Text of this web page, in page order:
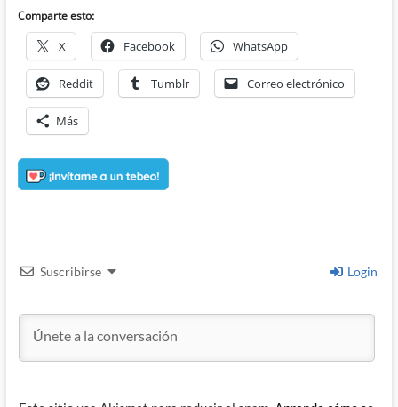
Comparte esto:
X Facebook WhatsApp
Reddit Tumblr Correo electrónico
Más
Suscribirse Login